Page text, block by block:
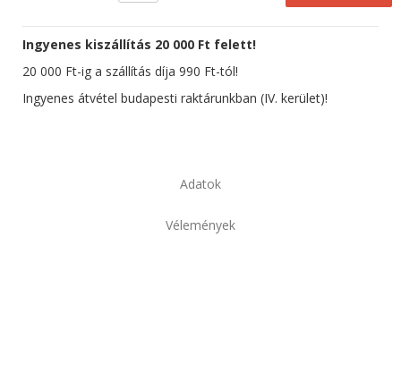
Ingyenes kiszállítás 20 000 Ft felett!
20 000 Ft-ig a szállítás díja 990 Ft-tól!
Ingyenes átvétel budapesti raktárunkban (IV. kerület)!
Adatok
Vélemények